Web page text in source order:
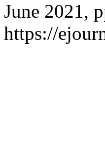
June 2021,
https://